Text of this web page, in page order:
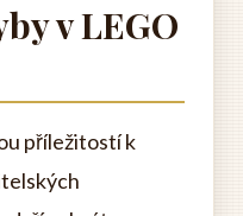
v LEGO
příležitostí k